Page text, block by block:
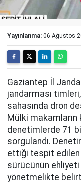
Yayınlanma: 06 Ağustos
Gaziantep İl
jandarması
sahasında dron
Mülki makamların
denetimlerde 71
sorgulandı.
ettiği tespit edilen
sürücünün ehliyeti
yönetmelikte